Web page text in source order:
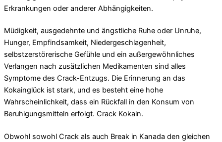
Erkrankungen oder anderer Abhängigkeiten.
Müdigkeit, ausgedehnte und ängstliche Ruhe oder Unruhe,
Hunger, Empfindsamkeit, Niedergeschlagenheit,
selbstzerstörerische Gefühle und ein außergewöhnliches
Verlangen nach zusätzlichen Medikamenten sind alles
Symptome des Crack-Entzugs. Die Erinnerung an das
Kokainglück ist stark, und es besteht eine hohe
Wahrscheinlichkeit, dass ein Rückfall in den Konsum von
Beruhigungsmitteln erfolgt. Crack Kokain.
Obwohl sowohl Crack als auch Break in Kanada den gleichen